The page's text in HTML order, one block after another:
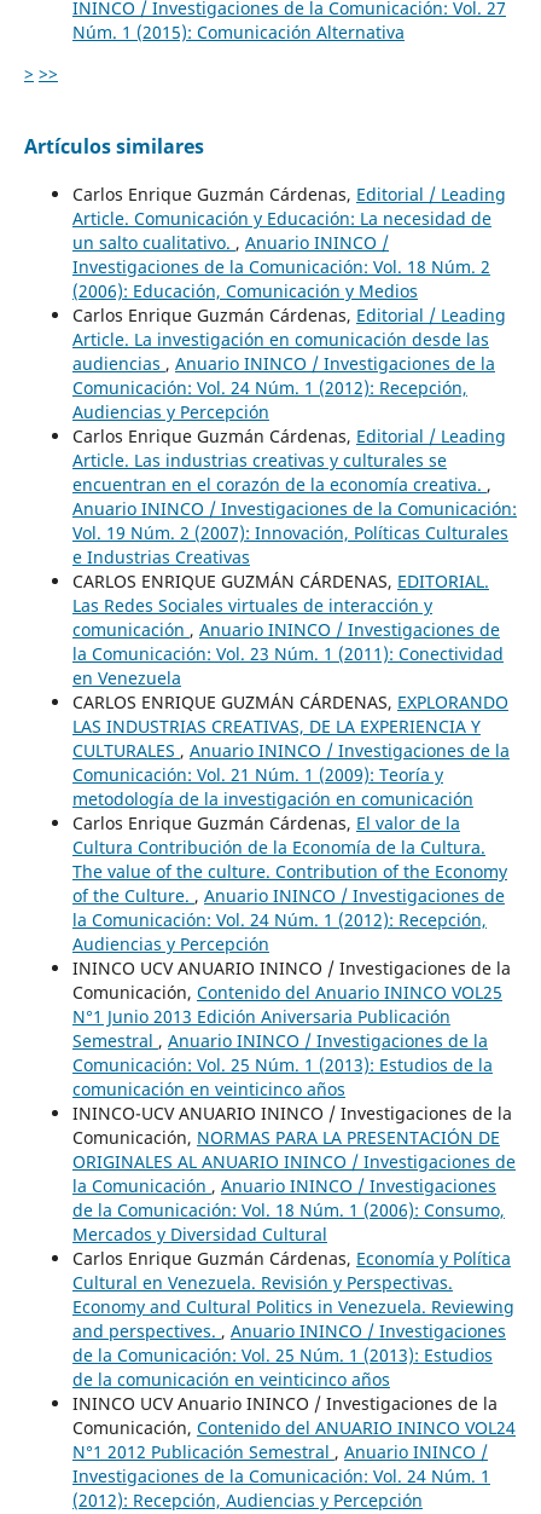
ININCO / Investigaciones de la Comunicación: Vol. 27
Núm. 1 (2015): Comunicación Alternativa
> >>
Artículos similares
Carlos Enrique Guzmán Cárdenas, Editorial / Leading
Article. Comunicación y Educación: La necesidad de
un salto cualitativo. , Anuario ININCO /
Investigaciones de la Comunicación: Vol. 18 Núm. 2
(2006): Educación, Comunicación y Medios
Carlos Enrique Guzmán Cárdenas, Editorial / Leading
Article. La investigación en comunicación desde las
audiencias , Anuario ININCO / Investigaciones de la
Comunicación: Vol. 24 Núm. 1 (2012): Recepción,
Audiencias y Percepción
Carlos Enrique Guzmán Cárdenas, Editorial / Leading
Article. Las industrias creativas y culturales se
encuentran en el corazón de la economía creativa. ,
Anuario ININCO / Investigaciones de la Comunicación:
Vol. 19 Núm. 2 (2007): Innovación, Políticas Culturales
e Industrias Creativas
CARLOS ENRIQUE GUZMÁN CÁRDENAS, EDITORIAL.
Las Redes Sociales virtuales de interacción y
comunicación , Anuario ININCO / Investigaciones de
la Comunicación: Vol. 23 Núm. 1 (2011): Conectividad
en Venezuela
CARLOS ENRIQUE GUZMÁN CÁRDENAS, EXPLORANDO
LAS INDUSTRIAS CREATIVAS, DE LA EXPERIENCIA Y
CULTURALES , Anuario ININCO / Investigaciones de la
Comunicación: Vol. 21 Núm. 1 (2009): Teoría y
metodología de la investigación en comunicación
Carlos Enrique Guzmán Cárdenas, El valor de la
Cultura Contribución de la Economía de la Cultura.
The value of the culture. Contribution of the Economy
of the Culture. , Anuario ININCO / Investigaciones de
la Comunicación: Vol. 24 Núm. 1 (2012): Recepción,
Audiencias y Percepción
ININCO UCV ANUARIO ININCO / Investigaciones de la
Comunicación, Contenido del Anuario ININCO VOL25
N°1 Junio 2013 Edición Aniversaria Publicación
Semestral , Anuario ININCO / Investigaciones de la
Comunicación: Vol. 25 Núm. 1 (2013): Estudios de la
comunicación en veinticinco años
ININCO-UCV ANUARIO ININCO / Investigaciones de la
Comunicación, NORMAS PARA LA PRESENTACIÓN DE
ORIGINALES AL ANUARIO ININCO / Investigaciones de
la Comunicación , Anuario ININCO / Investigaciones
de la Comunicación: Vol. 18 Núm. 1 (2006): Consumo,
Mercados y Diversidad Cultural
Carlos Enrique Guzmán Cárdenas, Economía y Política
Cultural en Venezuela. Revisión y Perspectivas.
Economy and Cultural Politics in Venezuela. Reviewing
and perspectives. , Anuario ININCO / Investigaciones
de la Comunicación: Vol. 25 Núm. 1 (2013): Estudios
de la comunicación en veinticinco años
ININCO UCV Anuario ININCO / Investigaciones de la
Comunicación, Contenido del ANUARIO ININCO VOL24
N°1 2012 Publicación Semestral , Anuario ININCO /
Investigaciones de la Comunicación: Vol. 24 Núm. 1
(2012): Recepción, Audiencias y Percepción